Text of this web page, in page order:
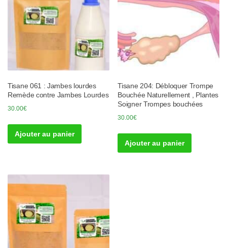
Tisane 061 : Jambes lourdes
Remède contre Jambes Lourdes
30.00€
Ajouter au panier
Tisane 204: Débloquer Trompe
Bouchée Naturellement , Plantes
Soigner Trompes bouchées
30.00€
Ajouter au panier